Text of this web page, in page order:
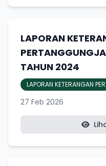
LAPORAN
TAHUN 2024
LAPORAN KETERANGAN
27 Feb 2026